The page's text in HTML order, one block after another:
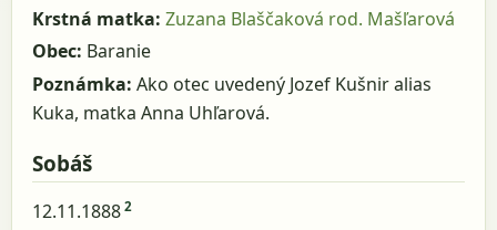
Krstná matka: Zuzana Blaščaková rod. Mašľarová
Obec: Baranie
Poznámka: Ako otec uvedený Jozef Kušnir alias
Kuka, matka Anna Uhľarová.
Sobáš
12.11.1888 2